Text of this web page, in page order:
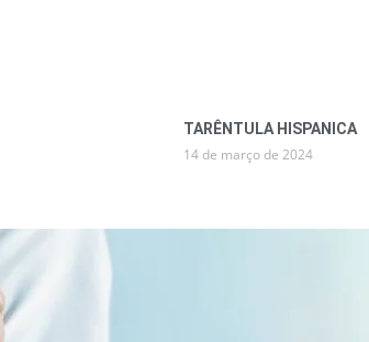
TARÊNTULA HISPANICA
14 de março de 2024